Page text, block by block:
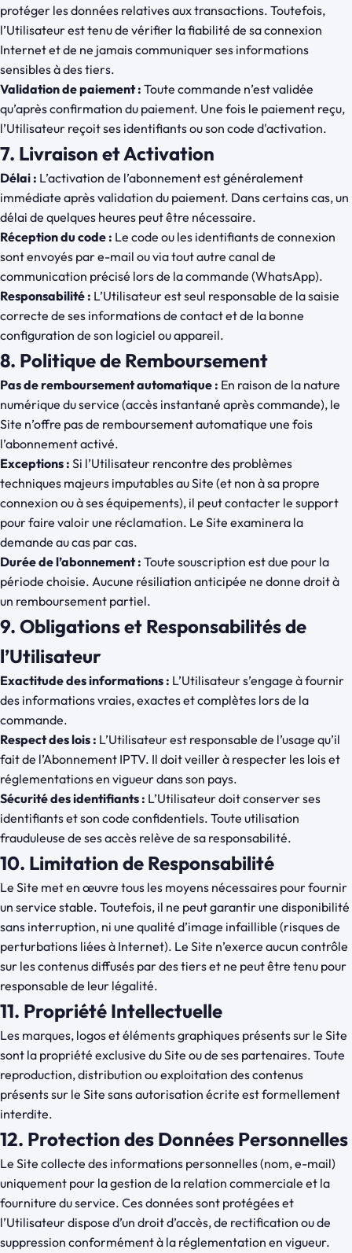
protéger les données relatives aux transactions. Toutefois,
l’Utilisateur est tenu de vérifier la fiabilité de sa connexion
Internet et de ne jamais communiquer ses informations
sensibles à des tiers.
Validation de paiement : Toute commande n’est validée
qu’après confirmation du paiement. Une fois le paiement reçu,
l’Utilisateur reçoit ses identifiants ou son code d'activation.
7. Livraison et Activation
Délai : L’activation de l’abonnement est généralement
immédiate après validation du paiement. Dans certains cas, un
délai de quelques heures peut être nécessaire.
Réception du code : Le code ou les identifiants de connexion
sont envoyés par e-mail ou via tout autre canal de
communication précisé lors de la commande (WhatsApp).
Responsabilité : L’Utilisateur est seul responsable de la saisie
correcte de ses informations de contact et de la bonne
configuration de son logiciel ou appareil.
8. Politique de Remboursement
Pas de remboursement automatique : En raison de la nature
numérique du service (accès instantané après commande), le
Site n’offre pas de remboursement automatique une fois
l’abonnement activé.
Exceptions : Si l’Utilisateur rencontre des problèmes
techniques majeurs imputables au Site (et non à sa propre
connexion ou à ses équipements), il peut contacter le support
pour faire valoir une réclamation. Le Site examinera la
demande au cas par cas.
Durée de l’abonnement : Toute souscription est due pour la
période choisie. Aucune résiliation anticipée ne donne droit à
un remboursement partiel.
9. Obligations et Responsabilités de
l’Utilisateur
Exactitude des informations : L’Utilisateur s’engage à fournir
des informations vraies, exactes et complètes lors de la
commande.
Respect des lois : L’Utilisateur est responsable de l’usage qu’il
fait de l’Abonnement IPTV. Il doit veiller à respecter les lois et
réglementations en vigueur dans son pays.
Sécurité des identifiants : L’Utilisateur doit conserver ses
identifiants et son code confidentiels. Toute utilisation
frauduleuse de ses accès relève de sa responsabilité.
10. Limitation de Responsabilité
Le Site met en œuvre tous les moyens nécessaires pour fournir
un service stable. Toutefois, il ne peut garantir une disponibilité
sans interruption, ni une qualité d’image infaillible (risques de
perturbations liées à Internet). Le Site n’exerce aucun contrôle
sur les contenus diffusés par des tiers et ne peut être tenu pour
responsable de leur légalité.
11. Propriété Intellectuelle
Les marques, logos et éléments graphiques présents sur le Site
sont la propriété exclusive du Site ou de ses partenaires. Toute
reproduction, distribution ou exploitation des contenus
présents sur le Site sans autorisation écrite est formellement
interdite.
12. Protection des Données Personnelles
Le Site collecte des informations personnelles (nom, e-mail)
uniquement pour la gestion de la relation commerciale et la
fourniture du service. Ces données sont protégées et
l’Utilisateur dispose d’un droit d’accès, de rectification ou de
suppression conformément à la réglementation en vigueur.